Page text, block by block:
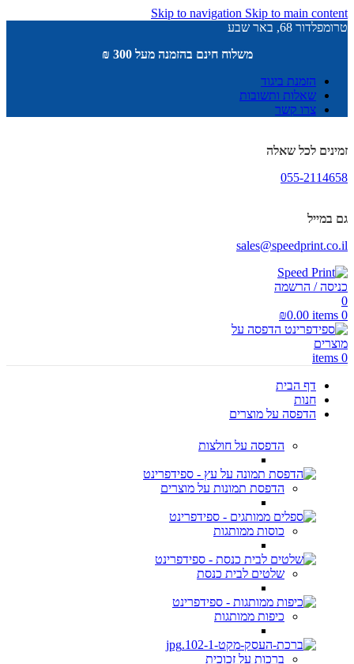
Skip to navigation Skip to main content
טרומפלדור 68, באר שבע
משלוח חינם בהזמנה מעל 300 ₪
הזמנת ביגוד
שאלות ותשובות
צרו קשר
זמינים לכל שאלה
055-2114658
גם במייל
sales@speedprint.co.il
כניסה / הרשמה
0
0
items
₪0.00
0
items
דף הבית
חנות
הדפסה על מוצרים
הדפסה על חולצות
הדפסת תמונות על מוצרים
כוסות ממותגות
שלטים לבית כנסת
כיפות ממותגות
ברכות על זכוכית